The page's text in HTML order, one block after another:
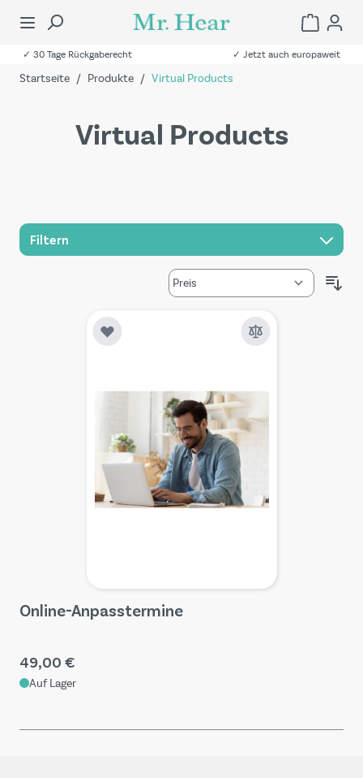
✓ 30 Tage Rückgaberecht ✓ Jetzt auch europaweit
Startseite / Produkte / Virtual Products
Virtual Products
Filtern
Online-Anpasstermine
49,00 €
Auf Lager